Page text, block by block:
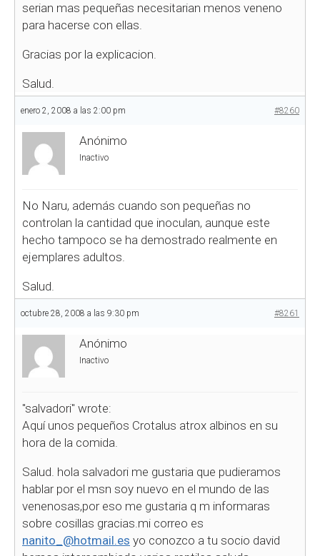
serian mas pequeñas necesitarian menos veneno
para hacerse con ellas.
Gracias por la explicacion.
Salud.
enero 2, 2008 a las 2:00 pm #8260
Anónimo
Inactivo
No Naru, además cuando son pequeñas no
controlan la cantidad que inoculan, aunque este
hecho tampoco se ha demostrado realmente en
ejemplares adultos.
Salud.
octubre 28, 2008 a las 9:30 pm #8261
Anónimo
Inactivo
"salvadori" wrote:
Aquí unos pequeños Crotalus atrox albinos en su
hora de la comida.
Salud. hola salvadori me gustaria que pudieramos
hablar por el msn soy nuevo en el mundo de las
venenosas,por eso me gustaria q m informaras
sobre cosillas gracias.mi correo es
nanito_@hotmail.es yo conozco a tu socio david